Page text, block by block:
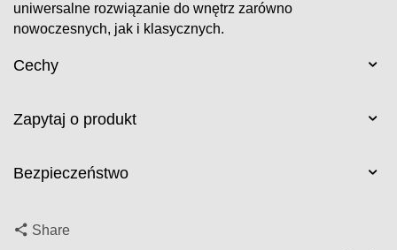
uniwersalne rozwiązanie do wnętrz zarówno
nowoczesnych, jak i klasycznych.
Cechy
Zapytaj o produkt
Bezpieczeństwo
Share